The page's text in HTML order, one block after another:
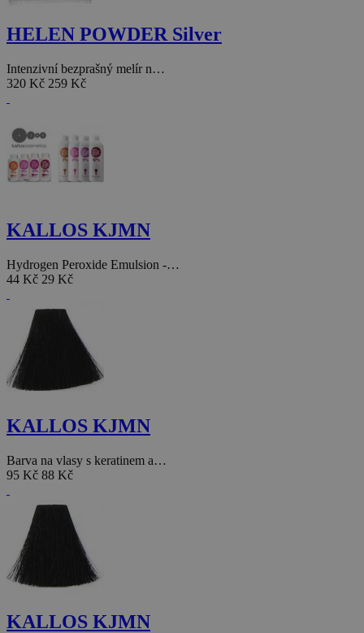
HELEN POWDER Silver
Intenzivní bezprašný melír n…
320 Kč 259 Kč
KALLOS KJMN
Hydrogen Peroxide Emulsion -…
44 Kč 29 Kč
KALLOS KJMN
Barva na vlasy s keratinem a…
95 Kč 88 Kč
KALLOS KJMN